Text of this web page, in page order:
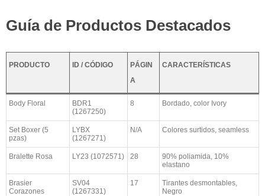
Guía de Productos Destacados
PRODUCTO ID / CÓDIGO
PÁGIN
A
CARACTERÍSTICAS
Body Floral
BDR1
(1267250)
8 Bordado, color Ivory
Set Boxer (5
pzas)
LYBX
(1267271)
N/A Colores surtidos, seamless
Bralette Rosa LY23 (1072571) 28
90% poliamida, 10%
elastano
Brasier
Corazones
SV04
(1267331)
17
Tirantes desmontables,
Negro